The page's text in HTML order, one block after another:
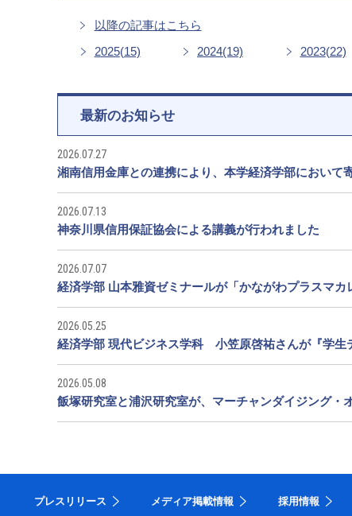
以降の記事はこちら
2025(15) 2024(19) 2023(22)
最新のお知らせ
2026.07.27
湘南信用金庫との連携により、本学経済学部において
2026.07.13
神奈川県信用保証協会による講義が行われました
2026.07.07
経済学部 山本雅資ゼミナールが「かながわプラスマ
2026.05.25
経済学部 現代ビジネス学科 小笠原啓祐さんが『学生
2026.05.08
飯塚研究室と浦沢研究室が、マーチャンダイジング
プレスリリース メディア掲載情報 採用情報